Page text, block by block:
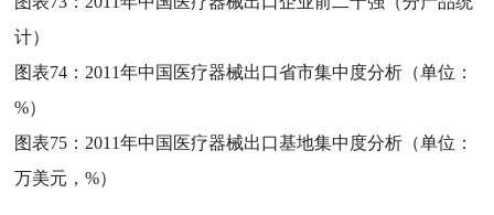
计）
图表74： 2011年中国医疗器械出口省市集中度分析（单位：
%）
图表75： 2011年中国医疗器械出口基地集中度分析（单位：
万美元，%）